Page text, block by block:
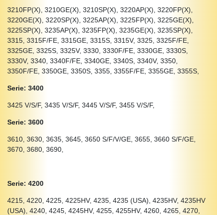
3210FP(X), 3210GE(X), 3210SP(X), 3220AP(X), 3220FP(X),
3220GE(X), 3220SP(X), 3225AP(X), 3225FP(X), 3225GE(X),
3225SP(X), 3235AP(X), 3235FP(X), 3235GE(X), 3235SP(X),
3315, 3315F/FE, 3315GE, 3315S, 3315V, 3325, 3325F/FE,
3325GE, 3325S, 3325V, 3330, 3330F/FE, 3330GE, 3330S,
3330V, 3340, 3340F/FE, 3340GE, 3340S, 3340V, 3350,
3350F/FE, 3350GE, 3350S, 3355, 3355F/FE, 3355GE, 3355S,
Serie: 3400
3425 V/S/F, 3435 V/S/F, 3445 V/S/F, 3455 V/S/F,
Serie: 3600
3610, 3630, 3635, 3645, 3650 S/F/V/GE, 3655, 3660 S/F/GE,
3670, 3680, 3690,
Serie: 4200
4215, 4220, 4225, 4225HV, 4235, 4235 (USA), 4235HV, 4235HV
(USA), 4240, 4245, 4245HV, 4255, 4255HV, 4260, 4265, 4270,